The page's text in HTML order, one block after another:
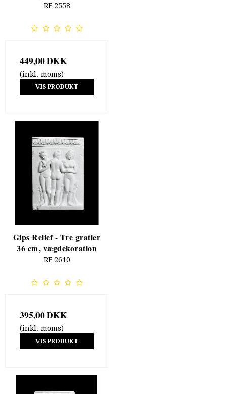
RE 2558
449,00 DKK
(inkl. moms)
VIS PRODUKT
Gips Relief - Tre gratier
36 cm, vægdekoration
RE 2610
395,00 DKK
(inkl. moms)
VIS PRODUKT